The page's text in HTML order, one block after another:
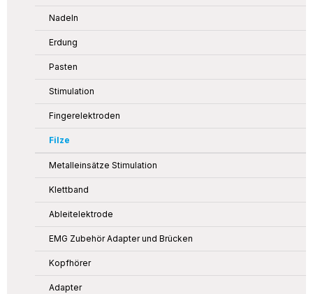
Nadeln
Erdung
Pasten
Stimulation
Fingerelektroden
Filze
Metalleinsätze Stimulation
Klettband
Ableitelektrode
EMG Zubehör Adapter und Brücken
Kopfhörer
Adapter